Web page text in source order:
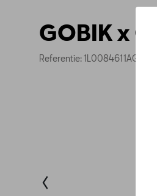
GOBIK x
Referentie: 1L0084611AG